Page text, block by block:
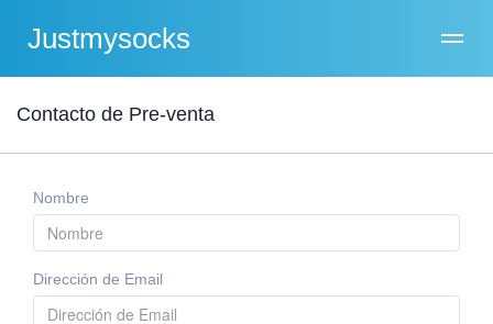
Justmysocks
Contacto de Pre-venta
Nombre
Dirección de Email